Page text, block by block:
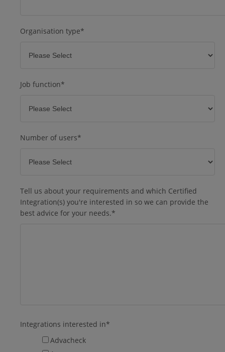
Organisation type*
Job function*
Number of users*
Tell us about your requirements and which Certified
Integration(s) you're interested in so we can provide the
best advice for your needs.*
Integrations interested in*
Advacheck